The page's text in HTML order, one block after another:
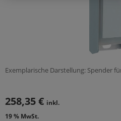
Exemplarische Darstellung: Spender
258,35 € inkl.
19 % MwSt.